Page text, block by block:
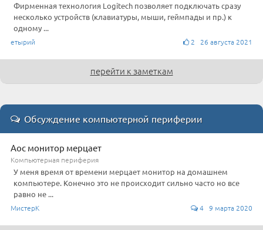
Фирменная технология Logitech позволяет подключать сразу
несколько устройств (клавиатуры, мыши, геймпады и пр.) к
одному ...
етырий 2 26 августа 2021
перейти к заметкам
Обсуждение компьютерной периферии
Aoc монитор мерцает
Компьютерная периферия
У меня время от времени мерцает монитор на домашнем
компьютере. Конечно это не происходит сильно часто но все
равно не ...
МистерК 4 9 марта 2020